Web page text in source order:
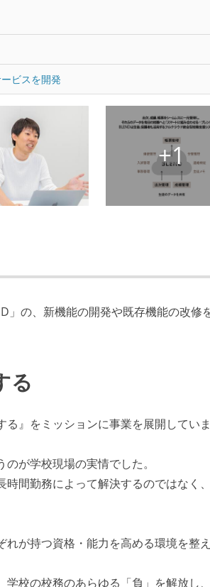
ビスを開発
」の、新機能の開発や既存機能の改修
る
』をミッションに事業を展開してい
が学校現場の実情でした。
間勤務によって解決するのではなく
が持つ資格・能力を高める環境を整
校の校務のあらゆる「負」を解放し